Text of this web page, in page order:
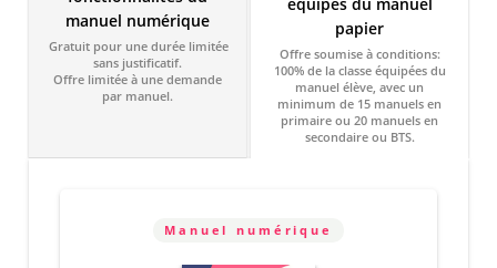
manuel numérique
Gratuit pour une durée limitée
sans justificatif.
Offre limitée à une demande
par manuel.
papier
Offre soumise à conditions:
100% de la classe équipées du
manuel élève, avec un
minimum de 15 manuels en
primaire ou 20 manuels en
secondaire ou BTS.
Manuel numérique